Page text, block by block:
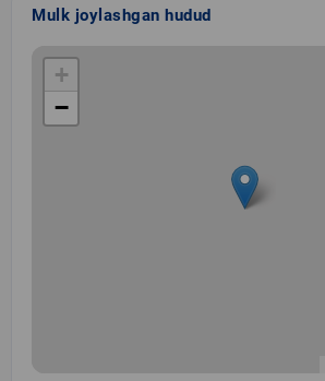
Mulk joylashgan hudud
+
−